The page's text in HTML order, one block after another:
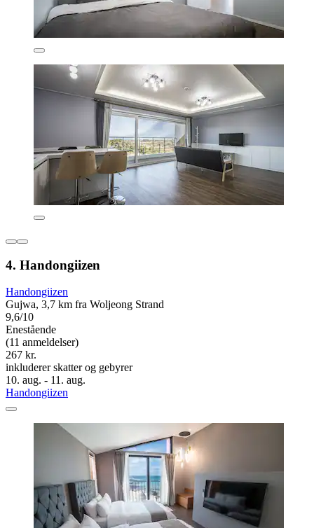
4. Handongiizen
Handongiizen
Gujwa, 3,7 km fra Woljeong Strand
9,6/10
Enestående
(11 anmeldelser)
267 kr.
inkluderer skatter og gebyrer
10. aug. - 11. aug.
Handongiizen